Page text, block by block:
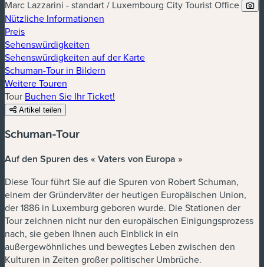
Marc Lazzarini - standart / Luxembourg City Tourist Office
Nützliche Informationen
Preis
Sehenswürdigkeiten
Sehenswürdigkeiten auf der Karte
Schuman-Tour in Bildern
Weitere Touren
Tour Buchen Sie Ihr Ticket!
Artikel teilen
Schuman-Tour
Auf den Spuren des « Vaters von Europa »
Diese Tour führt Sie auf die Spuren von Robert Schuman,
einem der Gründerväter der heutigen Europäischen Union,
der 1886 in Luxemburg geboren wurde. Die Stationen der
Tour zeichnen nicht nur den europäischen Einigungsprozess
nach, sie geben Ihnen auch Einblick in ein
außergewöhnliches und bewegtes Leben zwischen den
Kulturen in Zeiten großer politischer Umbrüche.